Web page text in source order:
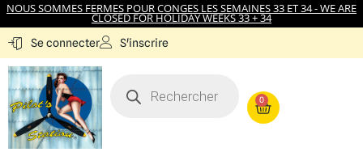
NOUS SOMMES FERMES POUR CONGES LES SEMAINES 33 ET 34 - WE ARE
CLOSED FOR HOLIDAY WEEKS 33 + 34
Se connecter S'inscrire
0